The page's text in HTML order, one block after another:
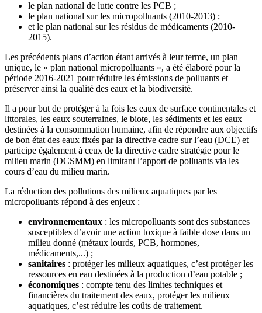
le plan national de lutte contre les PCB ;
le plan national sur les micropolluants (2010-2013) ;
et le plan national sur les résidus de médicaments (2010-
2015).
Les précédents plans d’action étant arrivés à leur terme, un plan
unique, le « plan national micropolluants », a été élaboré pour la
période 2016-2021 pour réduire les émissions de polluants et
préserver ainsi la qualité des eaux et la biodiversité.
Il a pour but de protéger à la fois les eaux de surface continentales et
littorales, les eaux souterraines, le biote, les sédiments et les eaux
destinées à la consommation humaine, afin de répondre aux objectifs
de bon état des eaux fixés par la directive cadre sur l’eau (DCE) et
participe également à ceux de la directive cadre stratégie pour le
milieu marin (DCSMM) en limitant l’apport de polluants via les
cours d’eau du milieu marin.
La réduction des pollutions des milieux aquatiques par les
micropolluants répond à des enjeux :
environnementaux : les micropolluants sont des substances
susceptibles d’avoir une action toxique à faible dose dans un
milieu donné (métaux lourds, PCB, hormones,
médicaments,...) ;
sanitaires : protéger les milieux aquatiques, c’est protéger les
ressources en eau destinées à la production d’eau potable ;
économiques : compte tenu des limites techniques et
financières du traitement des eaux, protéger les milieux
aquatiques, c’est réduire les coûts de traitement.